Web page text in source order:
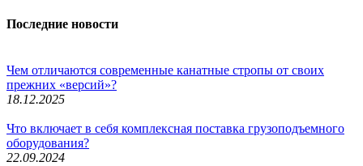
Последние новости
Чем отличаются современные канатные стропы от своих
прежних «версий»?
18.12.2025
Что включает в себя комплексная поставка грузоподъемного
оборудования?
22.09.2024